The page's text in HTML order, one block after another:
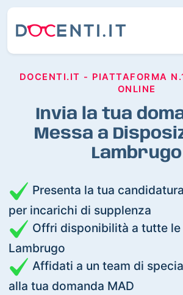
DOCENTI.IT - PIATTAFORMA
ONLINE
Invia la tua
Messa a
Lambrugo
Presenta la tua
per incarichi di supplenza
Offri disponibilità a tutte le
Lambrugo
Affidati a un team di
alla tua domanda MAD